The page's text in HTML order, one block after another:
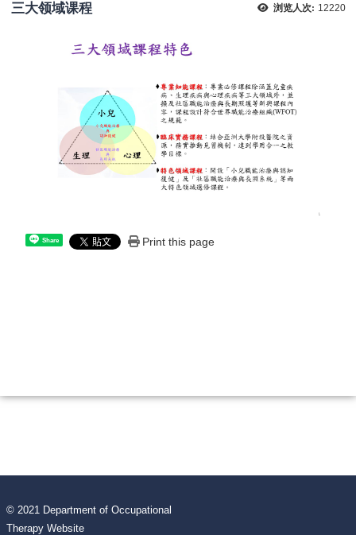
浏览人次: 12220
三大领域课程
Share Print this page
© 2021 Department of Occupational
Therapy Website